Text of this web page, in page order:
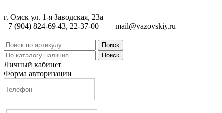
г. Омск ул. 1-я Заводская, 23а
+7 (904) 824-69-43, 22-37-00
mail@vazovskiy.ru
Поиск
Поиск
Личный кабинет
Форма авторизации